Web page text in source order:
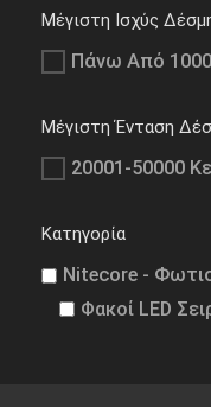
Μέγιστη Ισχύς
Πάνω Από
Μέγιστη Ένταση
20001-50000
Κατηγορία
Nitecore -
Φακοί LED